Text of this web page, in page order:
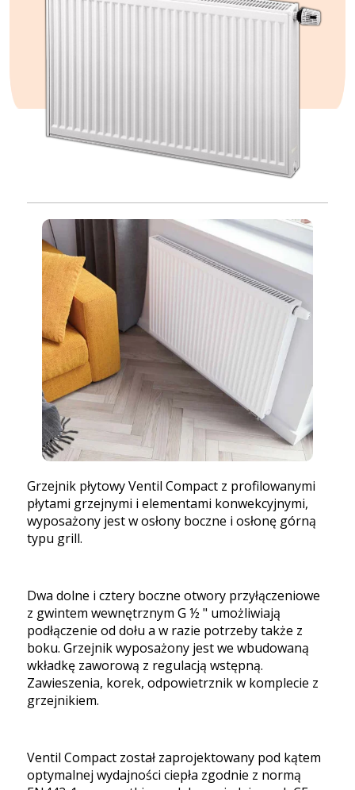
Grzejnik płytowy Ventil Compact z profilowanymi
płytami grzejnymi i elementami konwekcyjnymi,
wyposażony jest w osłony boczne i osłonę górną
typu grill.
Dwa dolne i cztery boczne otwory przyłączeniowe
z gwintem wewnętrznym G ½ " umożliwiają
podłączenie od dołu a w razie potrzeby także z
boku. Grzejnik wyposażony jest we wbudowaną
wkładkę zaworową z regulacją wstępną.
Zawieszenia, korek, odpowietrznik w komplecie z
grzejnikiem.
Ventil Compact został zaprojektowany pod kątem
optymalnej wydajności ciepła zgodnie z normą